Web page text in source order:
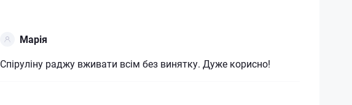
Марія
Спіруліну раджу вживати всім без винятку. Дуже корисно!